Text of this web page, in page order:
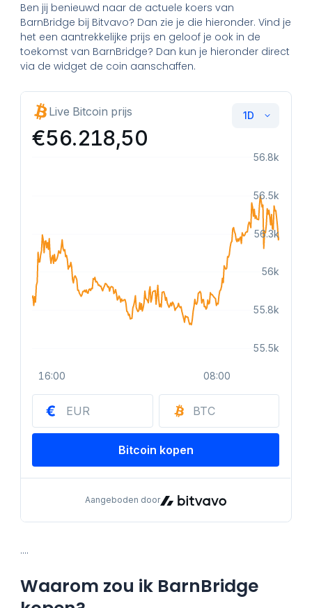
Ben jij benieuwd naar de actuele koers van
BarnBridge bij Bitvavo? Dan zie je die hieronder. Vind je
het een aantrekkelijke prijs en geloof je ook in de
toekomst van BarnBridge? Dan kun je hieronder direct
via de widget de coin aanschaffen.
….
Waarom zou ik BarnBridge